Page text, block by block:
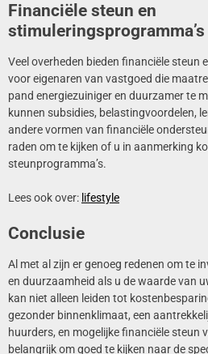
Financiële steun en
stimuleringsprogramma’s
Veel overheden bieden financiële steun
voor eigenaren van vastgoed die
pand energiezuiniger en duurzamer te
kunnen subsidies, belastingvoordelen,
andere vormen van financiële
raden om te kijken of u in aanmerking
steunprogramma’s.
Lees ook over: lifestyle
Conclusie
Al met al zijn er genoeg redenen om te
en duurzaamheid als u de waarde van
kan niet alleen leiden tot
gezonder binnenklimaat, een
huurders, en mogelijke financiële steun
belangrijk om goed te kijken naar de